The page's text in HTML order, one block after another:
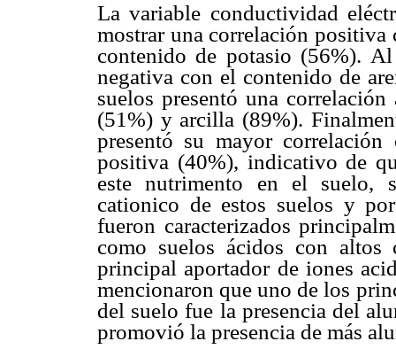
La variable conductividad
mostrar una correlación
contenido de potasio (56%).
negativa con el contenido de
suelos presentó una
(51%) y arcilla (89%).
presentó su mayor
positiva (40%), indicativo de
este nutrimento en el suelo,
cationico de estos suelos y
fueron caracterizados
como suelos ácidos con altos
principal aportador de iones
mencionaron que uno de los
del suelo fue la presencia del
promovió la presencia de más